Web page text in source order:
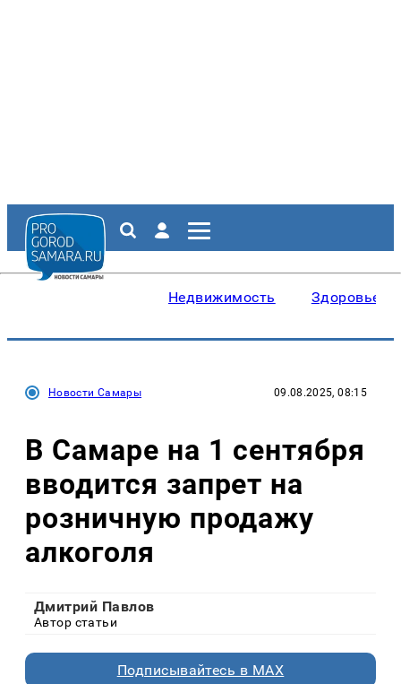
Недвижимость Здоровье
Новости Самары 09.08.2025, 08:15
В Самаре на 1 сентября
вводится запрет на
розничную продажу
алкоголя
Дмитрий Павлов
Автор статьи
Подписывайтесь в MAX